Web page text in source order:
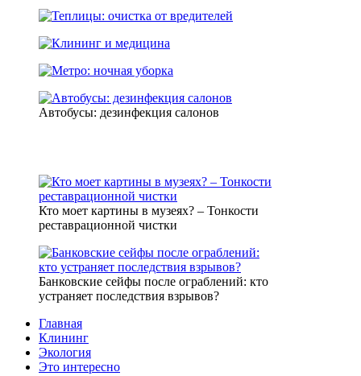
Автобусы: дезинфекция салонов
Кто моет картины в музеях? – Тонкости
реставрационной чистки
Банковские сейфы после ограблений: кто
устраняет последствия взрывов?
Главная
Клининг
Экология
Это интересно